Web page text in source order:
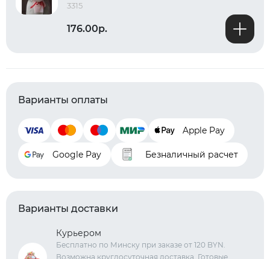
3315
176.00р.
Варианты оплаты
Apple Pay
Google Pay Безналичный расчет
Варианты доставки
Курьером
Бесплатно по Минску при заказе от 120 BYN.
Возможна круглосуточная доставка. Готовые